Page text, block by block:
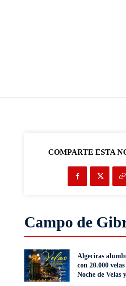
COMPARTE ESTA
Campo de
Algeciras
con 20.000
Noche de Velas